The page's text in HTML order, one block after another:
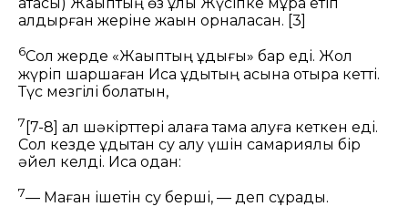
атасы) Жақыптың өз ұлы Жүсіпке мұра етіп
қалдырған жеріне жақын орналасқан. [3]
6Сол жерде «Жақыптың құдығы» бар еді. Жол
жүріп шаршаған Иса құдықтың қасына отыра кетті.
Түс мезгілі болатын,
7 [7-8] ал шәкірттері қалаға тамақ алуға кеткен еді.
Сол кезде құдықтан су алу үшін самариялық бір
әйел келді. Иса одан:
7— Маған ішетін су берші, — деп сұрады.